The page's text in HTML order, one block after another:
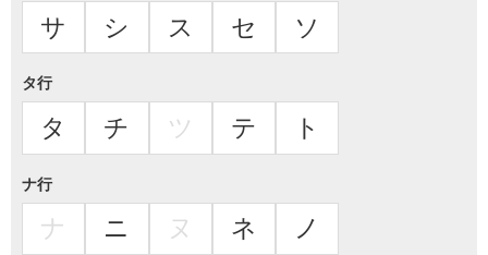
サ シ ス セ ソ
タ行
タ チ ツ テ ト
ナ行
ナ ニ ヌ ネ ノ